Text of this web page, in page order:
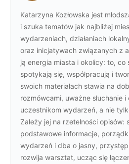
Katarzyna Kozłowska jest
i szuka tematów jak najbliżej
wydarzeniach, działaniach
oraz inicjatywach związanych z
ją energia miasta i okolicy: to, co
spotykają się, współpracują i
swoich materiałach stawia na
rozmówcami, uważne słuchanie i
uczestnikom wydarzeń, a nie
Zależy jej na rzetelności opisów:
podstawowe informacje,
wydarzeń i dba o jasny,
rozwija warsztat, ucząc się